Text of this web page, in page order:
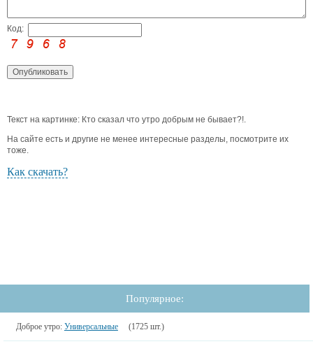
Код:
Текст на картинке: Кто сказал что утро добрым не бывает?!.
На сайте есть и другие не менее интересные разделы, посмотрите их
тоже.
Как скачать?
Популярное:
Доброе утро: Универсальные (1725 шт.)